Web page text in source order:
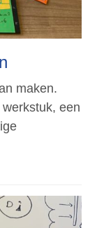
maken.
een